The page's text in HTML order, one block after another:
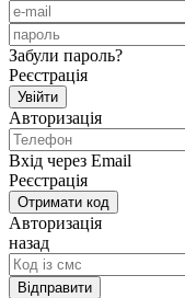
Забули пароль?
Реєстрація
Авторизація
Вхід через Email
Реєстрація
Авторизація
назад